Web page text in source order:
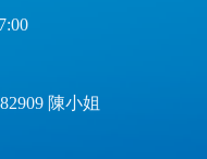
陳小姐